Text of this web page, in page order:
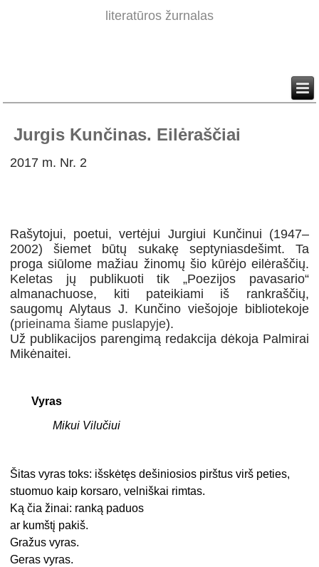
literatūros žurnalas
Jurgis Kunčinas. Eilėraščiai
2017 m. Nr. 2
Rašytojui, poetui, vertėjui Jurgiui Kunčinui (1947–
2002) šiemet būtų sukakę septyniasdešimt. Ta
proga siūlome mažiau žinomų šio kūrėjo eilėraščių.
Keletas jų publikuoti tik „Poezijos pavasario“
almanachuose, kiti pateikiami iš rankraščių,
saugomų Alytaus J. Kunčino viešojoje bibliotekoje
(prieinama šiame puslapyje).
Už publikacijos parengimą redakcija dėkoja Palmirai
Mikėnaitei.
Vyras
Mikui Vilučiui
Šitas vyras toks: išskėtęs dešiniosios pirštus virš peties,
stuomuo kaip korsaro, velniškai rimtas.
Ką čia žinai: ranką paduos
ar kumštį pakiš.
Gražus vyras.
Geras vyras.